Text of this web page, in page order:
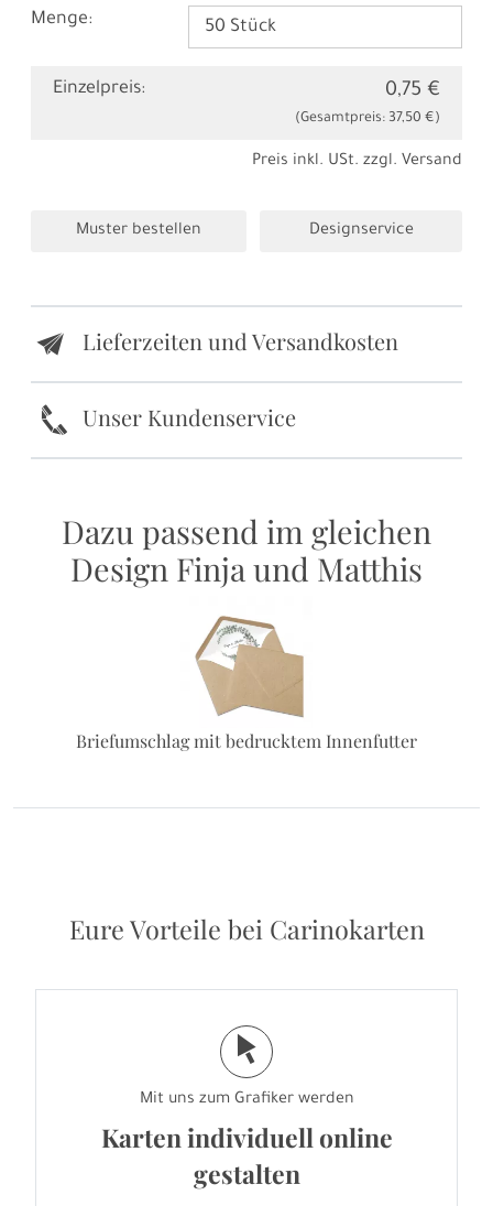
Menge:
Einzelpreis: 0,75 €
(Gesamtpreis: 37,50 €)
Preis inkl. USt. zzgl. Versand
Muster bestellen Designservice
e Lieferzeiten und Versandkosten
k Unser Kundenservice
Dazu passend im gleichen
Design Finja und Matthis
Briefumschlag mit bedrucktem Innenfutter
Eure Vorteile bei Carinokarten
j
Mit uns zum Grafiker werden
Karten individuell online
gestalten